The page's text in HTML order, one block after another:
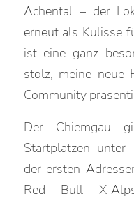
Achental – der
erneut als Kulisse
ist eine ganz
stolz, meine neue
Community
Der Chiemgau
Startplätzen unter
der ersten
Red Bull X-